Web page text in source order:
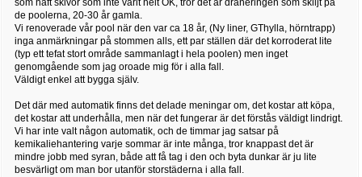
som haft skivor som inte varit helt OK, tror det är dräneringen som skiljt på
de poolerna, 20-30 år gamla.
Vi renoverade vår pool när den var ca 18 år, (Ny liner, GThylla, hörntrapp)
inga anmärkningar på stommen alls, ett par ställen där det korroderat lite
(typ ett tefat stort område sammanlagt i hela poolen) men inget
genomgående som jag oroade mig för i alla fall.
Väldigt enkel att bygga själv.
Det där med automatik finns det delade meningar om, det kostar att köpa,
det kostar att underhålla, men när det fungerar är det förstås väldigt lindrigt.
Vi har inte valt någon automatik, och de timmar jag satsar på
kemikaliehantering varje sommar är inte många, tror knappast det är
mindre jobb med syran, både att få tag i den och byta dunkar är ju lite
besvärligt om man bor utanför storstäderna i alla fall.